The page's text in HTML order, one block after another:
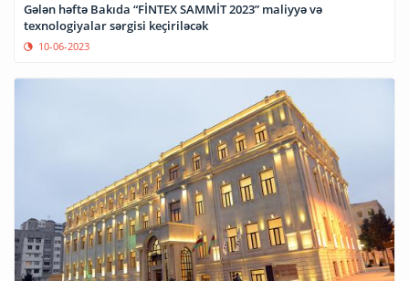
Gələn həftə Bakıda “FİNTEX SAMMİT 2023” maliyyə və
texnologiyalar sərgisi keçiriləcək
10-06-2023